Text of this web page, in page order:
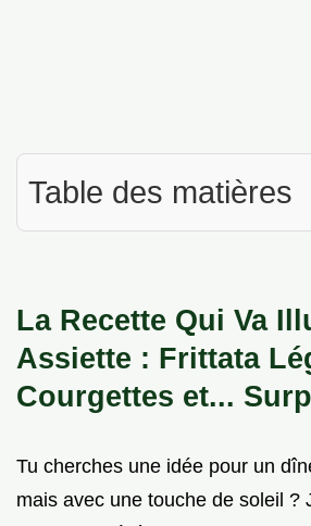
Table des matières
La Recette Qui Va
Assiette : Frittata
Courgettes et...
Tu cherches une idée pour un
mais avec une touche de soleil ?